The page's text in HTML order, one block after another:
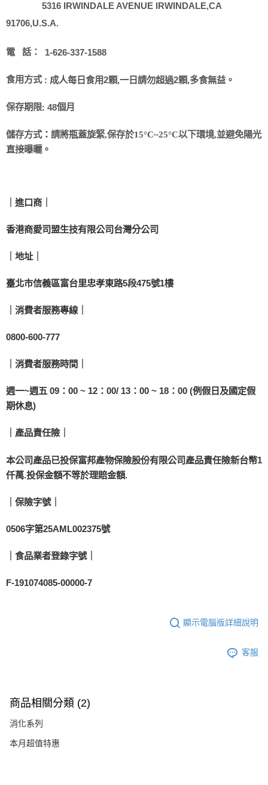
5316 IRWINDALE AVENUE IRWINDALE,CA
91706,U.S.A.
電 話： 1-626-337-1588
食用方式: 成人每日食用2顆,一日請勿超過2顆,多食無益。
保存期限: 48個月
儲存方式： 請將瓶蓋旋緊,保存於15°C~25°C以下環境,並避免陽光
直接曝曬。
｜進口商｜
香港商愛司盟生技有限公司台灣分公司
｜地址｜
臺北市信義區富台里忠孝東路5段475號1樓
｜消費者服務專線｜
0800-600-777
｜消費者服務時間｜
週一~週五 09：00 ~ 12：00/ 13：00 ~ 18：00 (例假日及國定假
期休息)
｜產品責任險｜
本公司產品已投保富邦產物保險股份有限公司產品責任險新台幣1
仟萬.投保金額不等於理賠金額.
｜保險字號｜
0506字第25AML002375號
｜食品業者登錄字號｜
F-191074085-00000-7
顯示電腦版詳細說明
客服
商品相關分類 (2)
消化系列
本月超值特惠